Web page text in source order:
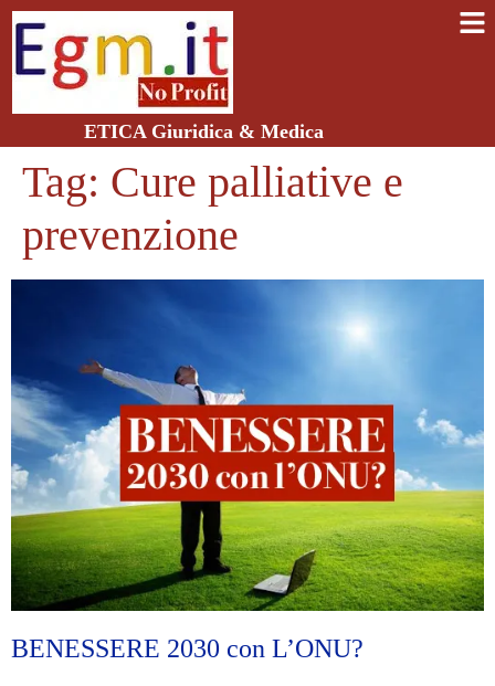
ETICA Giuridica & Medica
Tag: Cure palliative e
prevenzione
BENESSERE 2030 con L’ONU?